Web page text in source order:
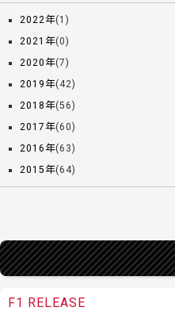
2022年(1)
2021年(0)
2020年(7)
2019年(42)
2018年(56)
2017年(60)
2016年(63)
2015年(64)
F1 RELEASE